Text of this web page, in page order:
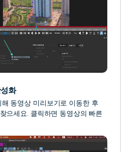
화
동영상 미리보기로 이동한 후
으세요. 클릭하면 동영상의 빠른